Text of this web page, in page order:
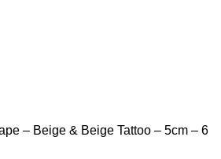
– Beige & Beige Tattoo – 5cm – 6